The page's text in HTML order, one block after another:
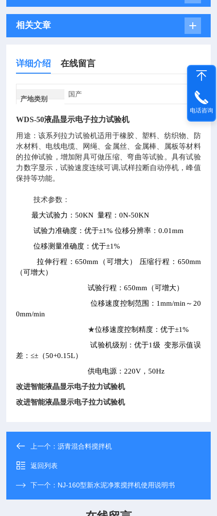
相关文章
详细介绍 在线留言
产地类别
国产
WDS-50液晶显示电子拉力试验机
用途：该系列拉力试验机适用于橡胶、塑料、纺织物、防
水材料、电线电缆、网绳、金属丝、金属棒、属板等材料
的拉伸试验，增加附具可做压缩、弯曲等试验。具有试验
力数字显示，试验速度连续可调,试样拉断自动停机，峰值
保持等功能。
技术参数：
最大试验力：50KN 量程：0N-50KN
试验力准确度：优于±1% 位移分辨率：0.01mm
位移测量准确度：优于±1%
拉伸行程：650mm（可增大） 压缩行程：650mm
（可增大）
试验行程：650mm（可增大）
位移速度控制范围：1mm/min～20
0mm/min
★位移速度控制精度：优于±1%
试验机级别：优于1级 变形示值误
差：≤±（50+0.15L）
供电电源：220V，50Hz
改进智能液晶显示电子拉力试验机
改进智能液晶显示电子拉力试验机
上一个：沥青混合料搅拌机
返回列表
下一个： NJ-160型新水泥净浆搅拌机使用说明书
电话咨询